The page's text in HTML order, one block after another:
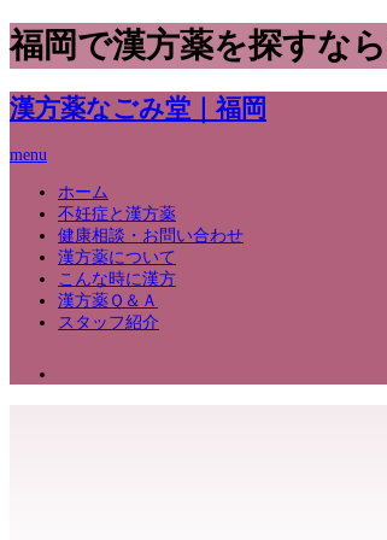
福岡で漢方薬を探すな
漢方薬なごみ堂｜福岡
menu
ホーム
不妊症と漢方薬
健康相談・お問い合わせ
漢方薬について
こんな時に漢方
漢方薬Ｑ＆Ａ
スタッフ紹介